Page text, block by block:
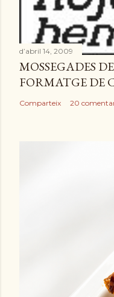
d’abril 14, 2009
MOSSEGADES
FORMATGE DE
Comparteix 20